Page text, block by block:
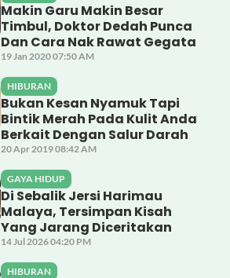
Makin Garu Makin Besar
Timbul, Doktor Dedah Punca
Dan Cara Nak Rawat Gegata
19 Jan 2020 07:50 AM
HIBURAN
Bukan Kesan Nyamuk Tapi
Bintik Merah Pada Kulit Anda
Berkait Dengan Salur Darah
20 Apr 2019 08:42 AM
GAYA HIDUP
Di Sebalik Jersi Harimau
Malaya, Tersimpan Kisah
Yang Jarang Diceritakan
14 Jul 2026 04:20 PM
HIBURAN